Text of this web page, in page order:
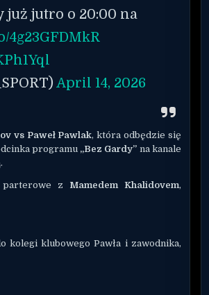
już jutro o 20:00 na
4g23GFDMkR
April 14, 2026
vs Paweł Pawlak, która odbędzie się
programu „Bez Gardy” na kanale
parterowe z Mamedem Khalidovem,
kolegi klubowego Pawła i zawodnika,